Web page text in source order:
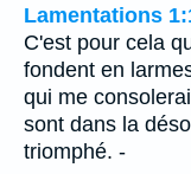
Lamentations
C'est pour cela
fondent en
qui me
sont dans la
triomphé. -